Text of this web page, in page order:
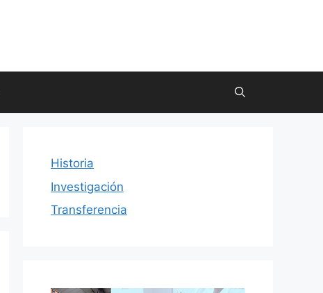
Historia
Investigación
Transferencia